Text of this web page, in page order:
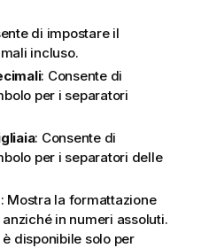
di impostare il
incluso.
: Consente di
per i separatori
: Consente di
per i separatori delle
: Mostra la formattazione
in numeri assoluti.
disponibile solo per